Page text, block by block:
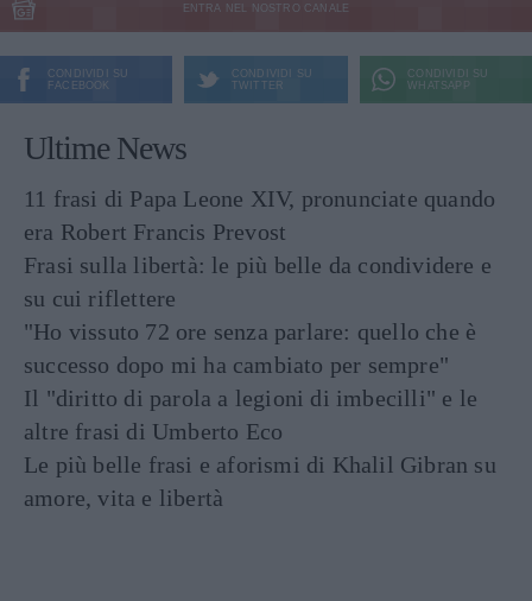
ENTRA NEL NOSTRO CANALE
CONDIVIDI SU
FACEBOOK
CONDIVIDI SU
TWITTER
CONDIVIDI SU
WHATSAPP
Ultime News
11 frasi di Papa Leone XIV, pronunciate quando
era Robert Francis Prevost
Frasi sulla libertà: le più belle da condividere e
su cui riflettere
"Ho vissuto 72 ore senza parlare: quello che è
successo dopo mi ha cambiato per sempre"
Il "diritto di parola a legioni di imbecilli" e le
altre frasi di Umberto Eco
Le più belle frasi e aforismi di Khalil Gibran su
amore, vita e libertà